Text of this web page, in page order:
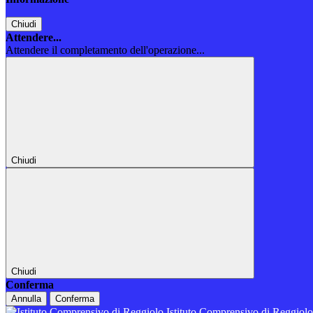
Chiudi
Attendere...
Attendere il completamento dell'operazione...
Chiudi
Chiudi
Conferma
Annulla Conferma